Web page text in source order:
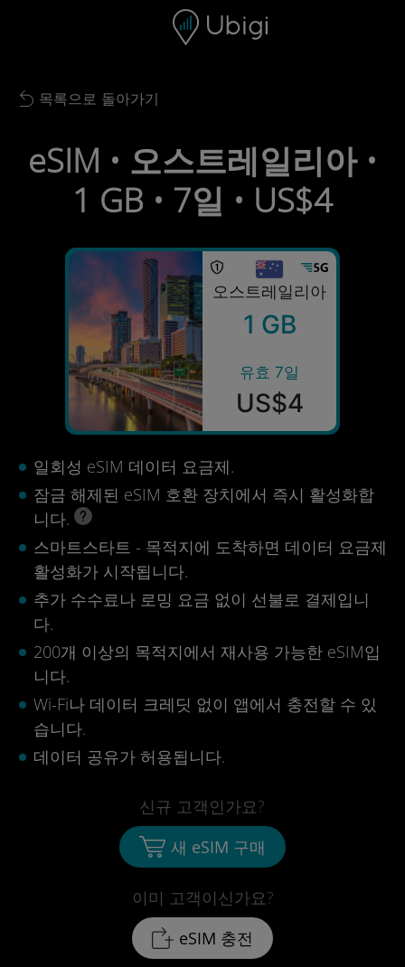
내비게이션 바 하단
Back to list
목록으로 돌아가기
eSIM • 오스트레일리아 •
1 GB • 7일 • US$4
오스트레일리아
1 GB
유효 7일
US$4
일회성 eSIM 데이터 요금제.
잠금 해제된 eSIM 호환 장치에서 즉시 활성화합
니다.
스마트스타트 - 목적지에 도착하면 데이터 요금제
활성화가 시작됩니다.
추가 수수료나 로밍 요금 없이 선불로 결제입니
다.
200개 이상의 목적지에서 재사용 가능한 eSIM입
니다.
Wi-Fi나 데이터 크레딧 없이 앱에서 충전할 수 있
습니다.
데이터 공유가 허용됩니다.
이미 고객이신가요?
eSIM 충전
신규 고객인가요?
새 eSIM 구매